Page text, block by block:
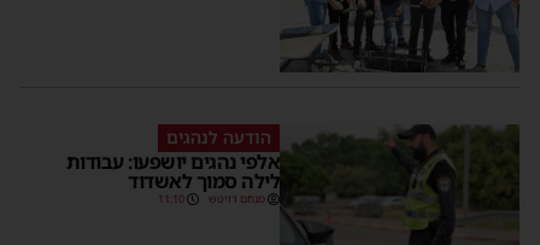
הודעה לנהגים
אלפי נהגים יושפעו: עבודות
לילה סמוך לאשדוד
מנחם דויטש 11:10